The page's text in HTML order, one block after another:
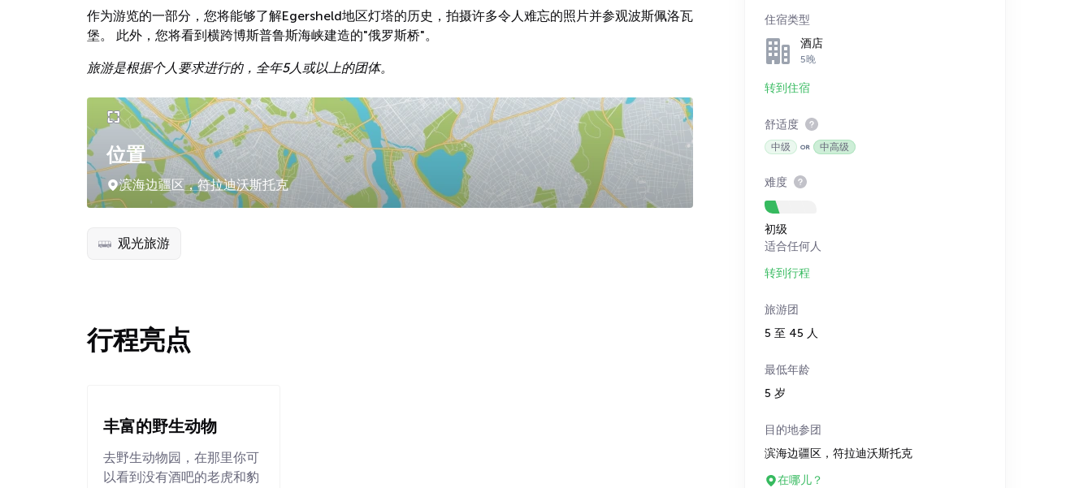
作为游览的一部分，您将能够了解Egersheld地区灯塔的历史，拍摄许多令人难忘的照片并参观波斯佩洛瓦
堡。 此外，您将看到横跨博斯普鲁斯海峡建造的"俄罗斯桥"。
旅游是根据个人要求进行的，全年5人或以上的团体。
位置
滨海边疆区，符拉迪沃斯托克
观光旅游
行程亮点
丰富的野生动物
去野生动物园，在那里你可
以看到没有酒吧的老虎和豹
住宿类型
酒店
5晚
转到住宿
舒适度
中级 中高级
难度
初级
适合任何人
转到行程
旅游团
5 至 45 人
最低年龄
5 岁
目的地参团
滨海边疆区，符拉迪沃斯托克
在哪儿？